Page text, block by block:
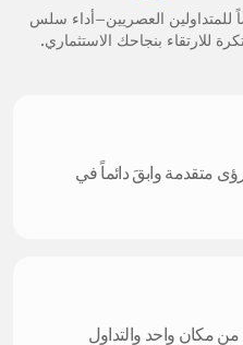
العصريين—أداء سلس
للارتقاء بنجاحك الاستثماري.
متقدمة وابقَ دائماً في
مكان واحد والتداول